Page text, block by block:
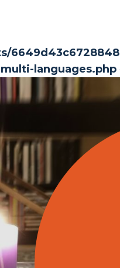
languages.php